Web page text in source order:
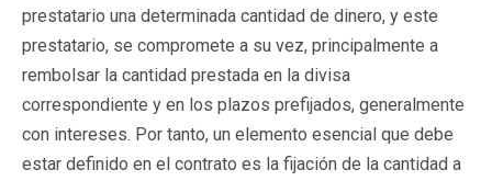
prestatario una determinada cantidad de dinero, y este
prestatario, se compromete a su vez, principalmente a
rembolsar la cantidad prestada en la divisa
correspondiente y en los plazos prefijados, generalmente
con intereses. Por tanto, un elemento esencial que debe
estar definido en el contrato es la fijación de la cantidad a